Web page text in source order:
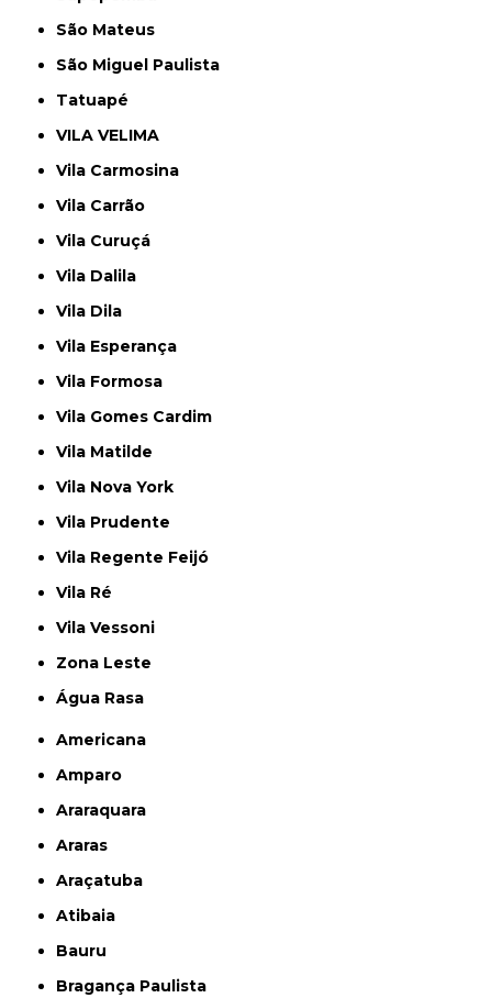
São Mateus
São Miguel Paulista
Tatuapé
VILA VELIMA
Vila Carmosina
Vila Carrão
Vila Curuçá
Vila Dalila
Vila Dila
Vila Esperança
Vila Formosa
Vila Gomes Cardim
Vila Matilde
Vila Nova York
Vila Prudente
Vila Regente Feijó
Vila Ré
Vila Vessoni
Zona Leste
Água Rasa
Americana
Amparo
Araraquara
Araras
Araçatuba
Atibaia
Bauru
Bragança Paulista